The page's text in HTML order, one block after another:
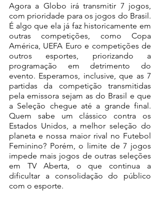
Agora a Globo irá transmitir 7 jogos,
com prioridade para os jogos do Brasil.
É algo que ela já faz historicamente em
outras competições, como Copa
América, UEFA Euro e competições de
outros esportes, priorizando a
programação em detrimento do
evento. Esperamos, inclusive, que as 7
partidas da competição transmitidas
pela emissora sejam as do Brasil e que
a Seleção chegue até a grande final.
Quem sabe um clássico contra os
Estados Unidos, a melhor seleção do
planeta e nossa maior rival no Futebol
Feminino? Porém, o limite de 7 jogos
impede mais jogos de outras seleções
em TV Aberta, o que continua a
dificultar a consolidação do público
com o esporte.